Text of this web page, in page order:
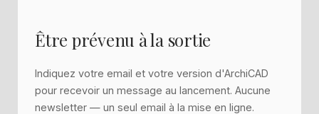
Être prévenu à la sortie
Indiquez votre email et votre version d'ArchiCAD
pour recevoir un message au lancement. Aucune
newsletter — un seul email à la mise en ligne.